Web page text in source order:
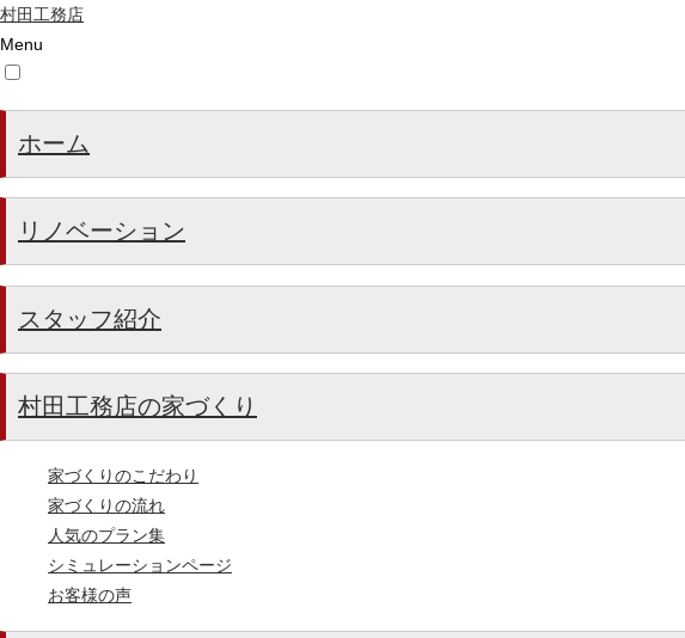
村田工務店
Menu
ホーム
リノベーション
スタッフ紹介
村田工務店の家づくり
家づくりのこだわり
家づくりの流れ
人気のプラン集
シミュレーションページ
お客様の声